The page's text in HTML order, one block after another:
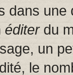
dans
éditerdu
un
le